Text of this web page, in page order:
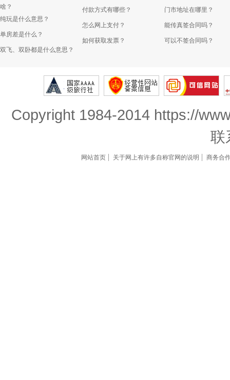
啥？
纯玩是什么意思？
单房差是什么？
双飞、双卧都是什么意思？
付款方式有哪些？
怎么网上支付？
如何获取发票？
门市地址在哪里？
能传真签合同吗？
可以不签合同吗？
Copyright 1984-2014 https://
联
网站首页 关于网上有许多自称官网的说明 商务合